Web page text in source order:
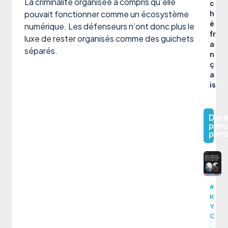
pouvait fonctionner comme un écosystème
numérique. Les défenseurs n’ont donc plus le
luxe de rester organisés comme des guichets
séparés.
c
h
é
fr
a
n
ç
a
is
#
K
Y
C
,